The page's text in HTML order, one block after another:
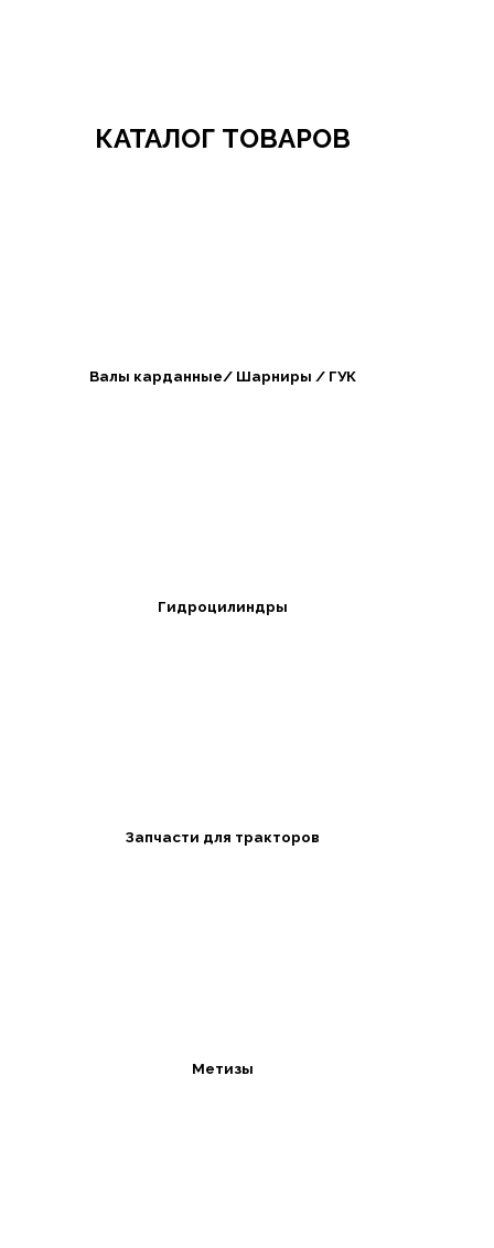
КАТАЛОГ ТОВАРОВ
Валы карданные/ Шарниры / ГУК
Гидроцилиндры
Запчасти для тракторов
Метизы